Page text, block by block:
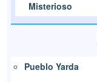
Misterioso
Pueblo Yarda